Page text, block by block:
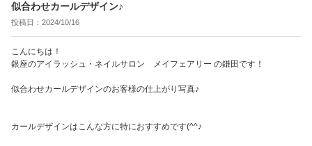
似合わせカールデザイン♪
投稿日：2024/10/16
こんにちは！
銀座のアイラッシュ・ネイルサロン メイフェアリー の鎌田です！
似合わせカールデザインのお客様の仕上がり写真♪
カールデザインはこんな方に特におすすめです(^^♪